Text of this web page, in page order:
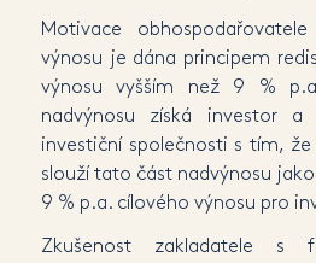
Motivace
výnosu je dána principem
výnosu vyšším než 9 %
nadvýnosu získá investor
investiční společnosti s tím,
slouží tato část nadvýnosu
9 % p.a. cílového výnosu pro
Zkušenost zakladatele s